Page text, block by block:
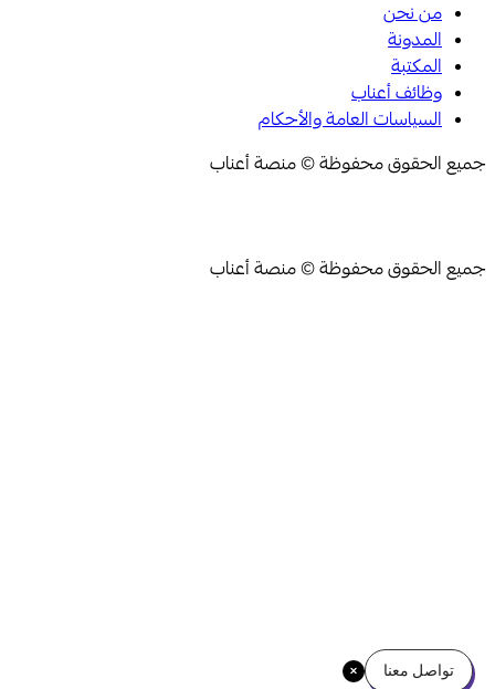
من نحن
المدونة
المكتبة
وظائف أعناب
السياسات العامة والأحكام
جميع الحقوق محفوظة © منصة أعناب
جميع الحقوق محفوظة © منصة أعناب
تواصل معنا